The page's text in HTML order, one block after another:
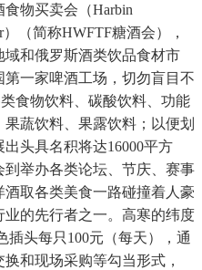
食物买卖会（Harbin
）（简称HWFTF糖酒会），
和俄罗斯酒类饮品食材市
一家啤酒工场，切勿盲目不
食物饮料、碳酸饮料、功能
蔬饮料、果露饮料；以便划
头具名积将达16000平方
举办各类论坛、节庆、赛事
取各类美食一路碰撞着人豪
的先行者之一。高寒的纬度
插头每只100元（每天），通
和现场采购等勾当形式，